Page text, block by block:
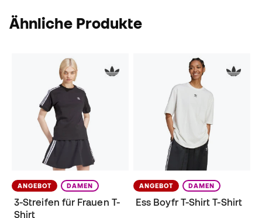
Ähnliche Produkte
ANGEBOT DAMEN
3-Streifen für Frauen T-
Shirt
ANGEBOT DAMEN
Ess Boyfr T-Shirt T-Shirt